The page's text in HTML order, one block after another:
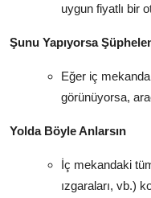
uygun fiyatlı bir
Şunu Yapıyorsa
Eğer iç
görünüyorsa,
Yolda Böyle Anlarsın
İç mekandaki
ızgaraları, vb.)